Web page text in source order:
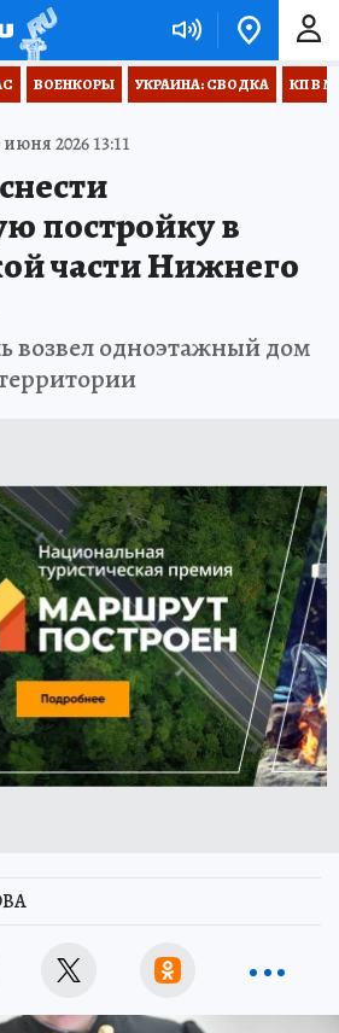
ВОЕНКОРЫ УКРАИНА: СВОДКА КП В
июня 2026 13:11
постройку в
части Нижнего
возвел одноэтажный дом